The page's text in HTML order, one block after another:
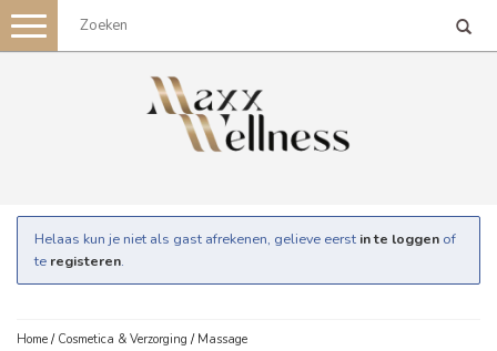
Toggle
navigation
Helaas kun je niet als gast afrekenen, gelieve eerst in te loggen of
te registeren.
Home / Cosmetica & Verzorging / Massage